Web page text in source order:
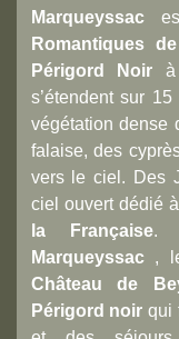
Marqueyssac
Romantiques
Périgord Noir à
s’étendent sur
végétation dense
falaise, des
vers le ciel. Des
ciel ouvert dédié
la Française.
Marqueyssac,
Château de
Périgord noir qui